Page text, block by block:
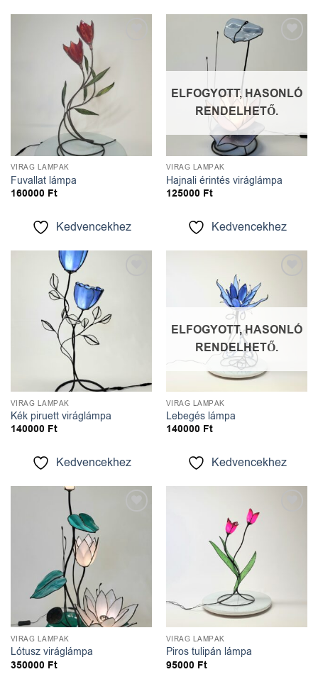
Kedvencekhez
VIRÁG LÁMPÁK
Fuvallat lámpa
160000 Ft
Kedvencekhez
Kedvencekhez
ELFOGYOTT, HASONLÓ
RENDELHETŐ.
VIRÁG LÁMPÁK
Hajnali érintés viráglámpa
125000 Ft
Kedvencekhez
Kedvencekhez
VIRÁG LÁMPÁK
Kék piruett viráglámpa
140000 Ft
Kedvencekhez
Kedvencekhez
ELFOGYOTT, HASONLÓ
RENDELHETŐ.
VIRÁG LÁMPÁK
Lebegés lámpa
140000 Ft
Kedvencekhez
Kedvencekhez
VIRÁG LÁMPÁK
Lótusz viráglámpa
350000 Ft
Kedvencekhez
VIRÁG LÁMPÁK
Piros tulipán lámpa
95000 Ft